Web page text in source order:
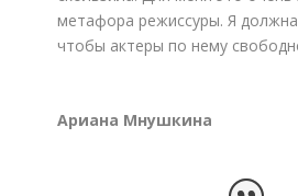
метафора режиссуры. Я
чтобы актеры по нему
Ариана Мнушкина